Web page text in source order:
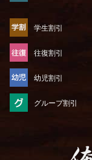
学生割引
往復割引
幼児割引
グループ割引